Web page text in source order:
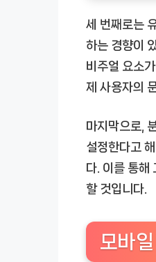
세 번째로는
하는 경향이
비주얼 요소
제 사용자의
마지막으로,
설정한다고
다. 이를 통해
할 것입니다.
모바